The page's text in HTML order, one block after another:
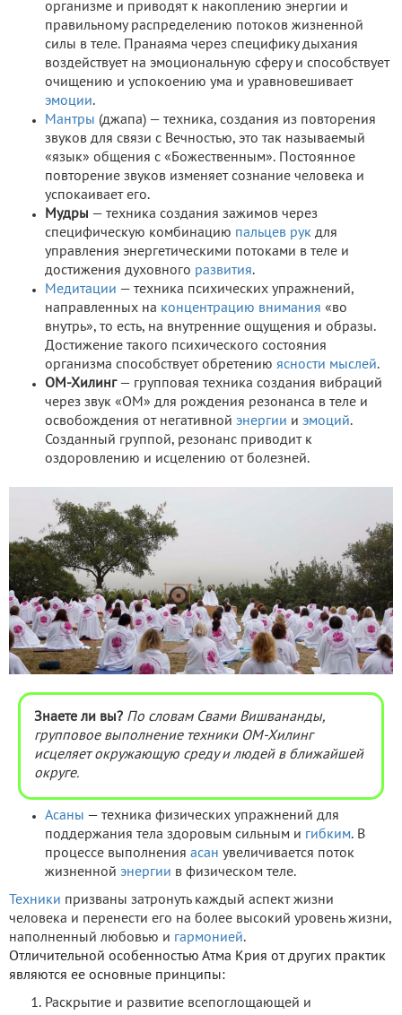
организме и приводят к накоплению энергии и
правильному распределению потоков жизненной
силы в теле. Пранаяма через специфику дыхания
воздействует на эмоциональную сферу и способствует
очищению и успокоению ума и уравновешивает
эмоции.
Мантры (джапа) — техника, создания из повторения
звуков для связи с Вечностью, это так называемый
«язык» общения с «Божественным». Постоянное
повторение звуков изменяет сознание человека и
успокаивает его.
Мудры — техника создания зажимов через
специфическую комбинацию пальцев рук для
управления энергетическими потоками в теле и
достижения духовного развития.
Медитации — техника психических упражнений,
направленных на концентрацию внимания «во
внутрь», то есть, на внутренние ощущения и образы.
Достижение такого психического состояния
организма способствует обретению ясности мыслей.
ОМ-Хилинг— групповая техника создания вибраций
через звук «ОМ» для рождения резонанса в теле и
освобождения от негативной энергии и эмоций.
Созданный группой, резонанс приводит к
оздоровлению и исцелению от болезней.
Знаете ли вы? По словам Свами Вишвананды,
групповое выполнение техники ОМ-Хилинг
исцеляет окружающую среду и людей в ближайшей
округе.
Асаны — техника физических упражнений для
поддержания тела здоровым сильным и гибким. В
процессе выполнения асан увеличивается поток
жизненной энергии в физическом теле.
Техники призваны затронуть каждый аспект жизни
человека и перенести его на более высокий уровень жизни,
наполненный любовью и гармонией.
Отличительной особенностью Атма Крия от других практик
являются ее основные принципы:
Раскрытие и развитие всепоглощающей и